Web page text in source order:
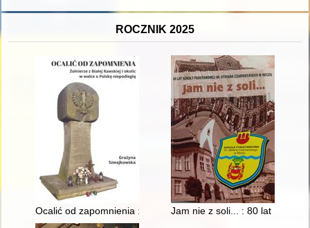
ROCZNIK 2025
Ocalić od zapomnienia : żołnierze z Białej Rawskiej i okolic w
Jam nie z soli... : 80 lat Szkoły